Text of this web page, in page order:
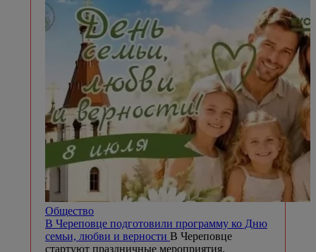
Общество
В Череповце подготовили программу ко Дню
семьи, любви и верности В Череповце
стартуют праздничные мероприятия,